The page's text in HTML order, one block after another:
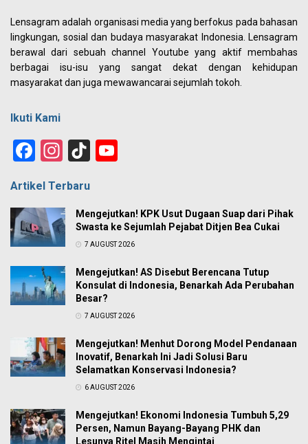
Lensagram adalah organisasi media yang berfokus pada bahasan
lingkungan, sosial dan budaya masyarakat Indonesia. Lensagram
berawal dari sebuah channel Youtube yang aktif membahas
berbagai isu-isu yang sangat dekat dengan kehidupan
masyarakat dan juga mewawancarai sejumlah tokoh.
Ikuti Kami
Facebook
Instagram
TikTok
Artikel Terbaru
Mengejutkan! KPK Usut Dugaan Suap dari Pihak
Swasta ke Sejumlah Pejabat Ditjen Bea Cukai
7 AUGUST 2026
Mengejutkan! AS Disebut Berencana Tutup
Konsulat di Indonesia, Benarkah Ada Perubahan
Besar?
7 AUGUST 2026
Mengejutkan! Menhut Dorong Model Pendanaan
Inovatif, Benarkah Ini Jadi Solusi Baru
Selamatkan Konservasi Indonesia?
6 AUGUST 2026
Mengejutkan! Ekonomi Indonesia Tumbuh 5,29
Persen, Namun Bayang-Bayang PHK dan
Lesunya Ritel Masih Mengintai